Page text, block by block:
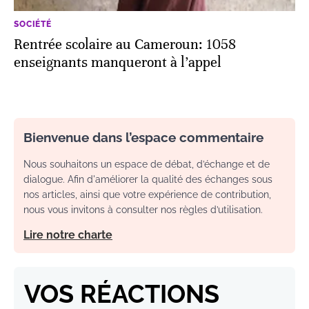
SOCIÉTÉ
Rentrée scolaire au Cameroun: 1058
enseignants manqueront à l’appel
Bienvenue dans l’espace commentaire
Nous souhaitons un espace de débat, d’échange et de
dialogue. Afin d'améliorer la qualité des échanges sous
nos articles, ainsi que votre expérience de contribution,
nous vous invitons à consulter nos règles d’utilisation.
Lire notre charte
VOS RÉACTIONS